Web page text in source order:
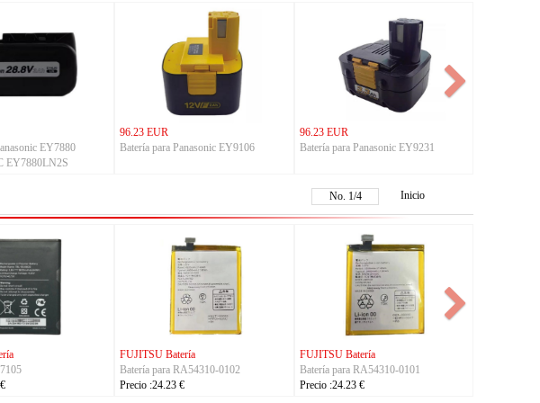
EY7880
EY7880LN2S
96.23 EUR
Batería para Panasonic EY9106
96.23 EUR
Batería para Panasonic EY9231
No. 1/4 Inicio
Batería
para RA07503-1091
:24.23 €
FUJITSU Batería
Batería para RA07504-1091
Precio :24.23 €
KYOCERA Batería
Batería para 5AAXBT134JAA
Precio :24.23 €